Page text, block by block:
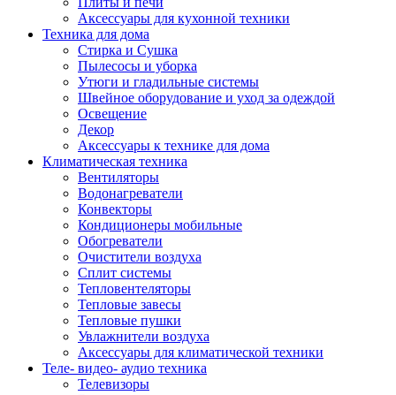
Аксессуары для кухонной техники
Техника для дома
Стирка и Сушка
Пылесосы и уборка
Утюги и гладильные системы
Швейное оборудование и уход за одеждой
Освещение
Декор
Аксессуары к технике для дома
Климатическая техника
Вентиляторы
Водонагреватели
Конвекторы
Кондиционеры мобильные
Обогреватели
Очистители воздуха
Сплит системы
Тепловентеляторы
Тепловые завесы
Тепловые пушки
Увлажнители воздуха
Аксессуары для климатической техники
Теле- видео- аудио техника
Телевизоры